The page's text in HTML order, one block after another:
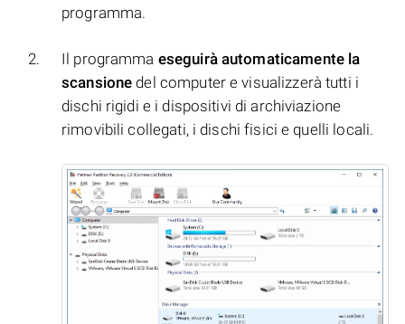
programma.
Il programma eseguirà automaticamente la
scansione del computer e visualizzerà tutti i
dischi rigidi e i dispositivi di archiviazione
rimovibili collegati, i dischi fisici e quelli locali.